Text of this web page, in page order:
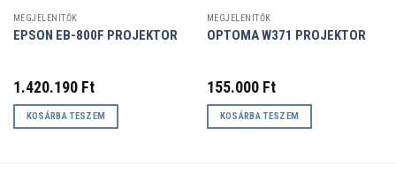
MEGJELENÍTŐK
EPSON EB-800F PROJEKTOR
1.420.190 Ft
KOSÁRBA TESZEM
MEGJELENÍTŐK
OPTOMA W371 PROJEKTOR
155.000 Ft
KOSÁRBA TESZEM